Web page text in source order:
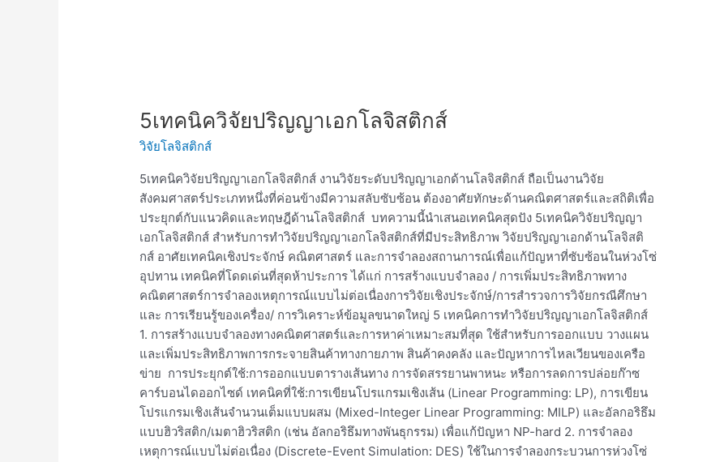
5เทคนิควิจัยปริญญาเอกโลจิสติกส์
วิจัยโลจิสติกส์
5เทคนิควิจัยปริญญาเอกโลจิสติกส์ งานวิจัยระดับปริญญาเอกด้านโลจิสติกส์ ถือเป็นงานวิจัย
สังคมศาสตร์ประเภทหนึ่งที่ค่อนข้างมีความสลับซับซ้อน ต้องอาศัยทักษะด้านคณิตศาสตร์และสถิติเพื่อ
ประยุกต์กับแนวคิดและทฤษฎีด้านโลจิสติกส์ บทความนี้นำเสนอเทคนิคสุดปัง 5เทคนิควิจัยปริญญา
เอกโลจิสติกส์ สำหรับการทำวิจัยปริญญาเอกโลจิสติกส์ที่มีประสิทธิภาพ วิจัยปริญญาเอกด้านโลจิสติ
กส์ อาศัยเทคนิคเชิงประจักษ์ คณิตศาสตร์ และการจำลองสถานการณ์เพื่อแก้ปัญหาที่ซับซ้อนในห่วงโซ่
อุปทาน เทคนิคที่โดดเด่นที่สุดห้าประการ ได้แก่ การสร้างแบบจำลอง / การเพิ่มประสิทธิภาพทาง
คณิตศาสตร์การจำลองเหตุการณ์แบบไม่ต่อเนื่องการวิจัยเชิงประจักษ์/การสำรวจการวิจัยกรณีศึกษา
และ การเรียนรู้ของเครื่อง/ การวิเคราะห์ข้อมูลขนาดใหญ่ 5 เทคนิคการทำวิจัยปริญญาเอกโลจิสติกส์
1. การสร้างแบบจำลองทางคณิตศาสตร์และการหาค่าเหมาะสมที่สุด ใช้สำหรับการออกแบบ วางแผน
และเพิ่มประสิทธิภาพการกระจายสินค้าทางกายภาพ สินค้าคงคลัง และปัญหาการไหลเวียนของเครือ
ข่าย การประยุกต์ใช้:การออกแบบตารางเส้นทาง การจัดสรรยานพาหนะ หรือการลดการปล่อยก๊าซ
คาร์บอนไดออกไซด์ เทคนิคที่ใช้:การเขียนโปรแกรมเชิงเส้น (Linear Programming: LP), การเขียน
โปรแกรมเชิงเส้นจำนวนเต็มแบบผสม (Mixed-Integer Linear Programming: MILP) และอัลกอริธึม
แบบฮิวริสติก/เมตาฮิวริสติก (เช่น อัลกอริธึมทางพันธุกรรม) เพื่อแก้ปัญหา NP-hard 2. การจำลอง
เหตุการณ์แบบไม่ต่อเนื่อง (Discrete-Event Simulation: DES) ใช้ในการจำลองกระบวนการห่วงโซ่
5เทคนิค
ปริญญา
เอก
โล
จิ
สติ
กส์